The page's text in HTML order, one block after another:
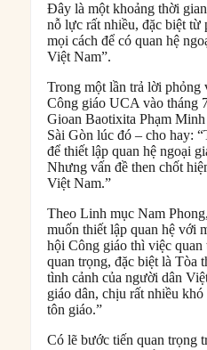
Đây là một khoảng thời
nỗ lực rất nhiều, đặc biệt từ
mọi cách để có quan hệ
Việt Nam”.
Trong một lần trả lời phỏng
Công giáo UCA vào tháng
Gioan Baotixita Phạm
Sài Gòn lúc đó – cho hay:
để thiết lập quan hệ ngoại
Nhưng vấn đề then chốt
Việt Nam.”
Theo Linh mục Nam
muốn thiết lập quan hệ với
hội Công giáo thì việc
quan trọng, đặc biệt là Tòa
tình cảnh của người dân
giáo dân, chịu rất nhiều
tôn giáo.”
Có lẽ bước tiến quan trọng